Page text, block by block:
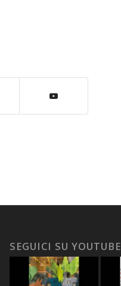
SEGUICI SU YOUTUBE